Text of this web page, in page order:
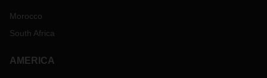
Morocco
South Africa
AMERICA